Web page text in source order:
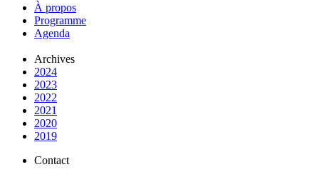
À propos
Programme
Agenda
Archives
2024
2023
2022
2021
2020
2019
Contact